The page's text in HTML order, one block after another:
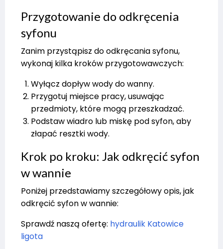
Przygotowanie do odkręcenia
syfonu
Zanim przystąpisz do odkręcania syfonu,
wykonaj kilka kroków przygotowawczych:
Wyłącz dopływ wody do wanny.
Przygotuj miejsce pracy, usuwając
przedmioty, które mogą przeszkadzać.
Podstaw wiadro lub miskę pod syfon, aby
złapać resztki wody.
Krok po kroku: Jak odkręcić syfon
w wannie
Poniżej przedstawiamy szczegółowy opis, jak
odkręcić syfon w wannie:
Sprawdź naszą ofertę: hydraulik Katowice
ligota